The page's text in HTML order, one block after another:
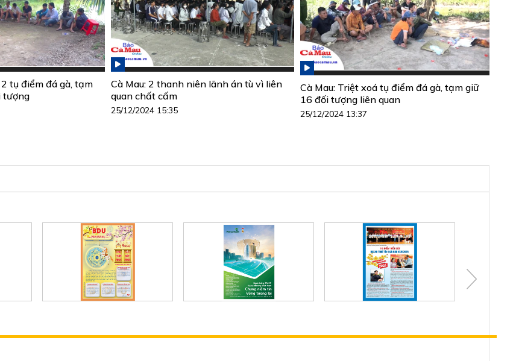
tụ điểm đá gà, tạm
tượng
Cà Mau: 2 thanh niên lãnh án tù vì liên
quan chất cấm
25/12/2024 15:35
Cà Mau: Triệt xoá tụ điểm đá gà, tạm giữ
16 đối tượng liên quan
25/12/2024 13:37